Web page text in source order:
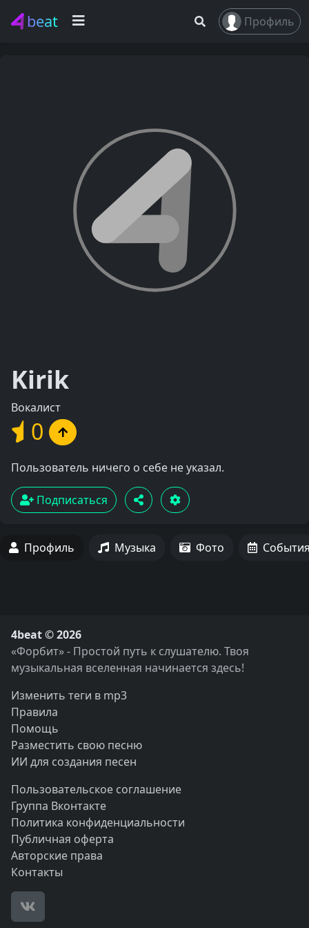
beat Профиль
Kirik
Вокалист
0
Пользователь ничего о себе не указал.
Подписаться
Профиль Музыка Фото
4beat © 2026
«Форбит» - Простой путь к слушателю. Твоя
музыкальная вселенная начинается здесь!
Изменить теги в mp3
Правила
Помощь
Разместить свою песню
ИИ для создания песен
Пользовательское соглашение
Группа Вконтакте
Политика конфиденциальности
Публичная оферта
Авторские права
Контакты